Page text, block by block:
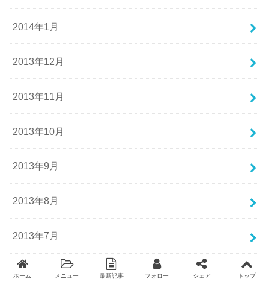
2014年1月
2013年12月
2013年11月
2013年10月
2013年9月
2013年8月
2013年7月
2013年6月
ホーム メニュー 最新記事 フォロー シェア トップ
Twitter facebook